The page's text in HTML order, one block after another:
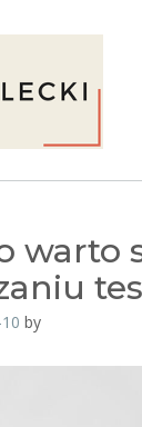
warto
by